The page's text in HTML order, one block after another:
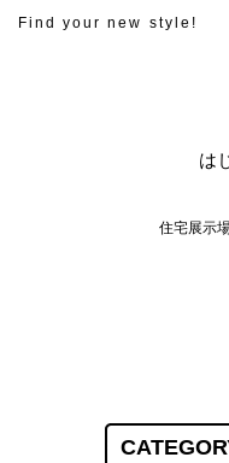
Find your new style!
は
住宅展示